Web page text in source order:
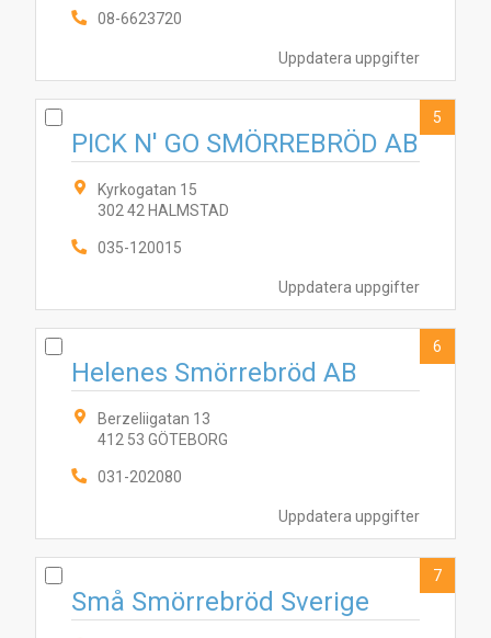
Uppdatera uppgifter
08-6623720
Uppdatera uppgifter
PICK N' GO SMÖRREBRÖD AB
Kyrkogatan 15
302 42 HALMSTAD
035-120015
5
Uppdatera uppgifter
Helenes Smörrebröd AB
Berzeliigatan 13
412 53 GÖTEBORG
031-202080
6
Små Smörrebröd Sverige
7